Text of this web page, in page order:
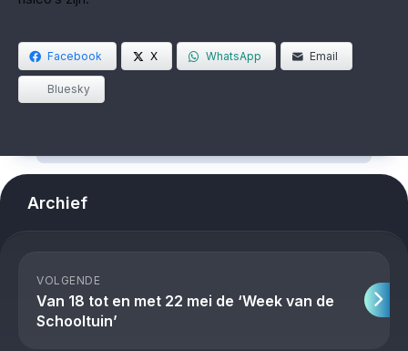
Facebook X WhatsApp Email
Bluesky
Archief
VOLGENDE
Van 18 tot en met 22 mei de ‘Week van de
Schooltuin’